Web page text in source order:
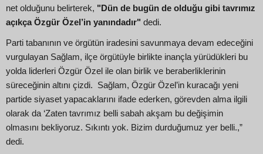
net olduğunu belirterek, "Dün de bugün de olduğu gibi tavrımız
açıkça Özgür Özel’in yanındadır" dedi.
Parti tabanının ve örgütün iradesini savunmaya devam edeceğini
vurgulayan Sağlam, ilçe örgütüyle birlikte inançla yürüdükleri bu
yolda liderleri Özgür Özel ile olan birlik ve beraberliklerinin
süreceğinin altını çizdi. Sağlam, Özgür Özel’in kuracağı yeni
partide siyaset yapacaklarını ifade ederken, görevden alma ilgili
olarak da ‘Zaten tavrımız belli sabah akşam bu değişimin
olmasını bekliyoruz. Sıkıntı yok. Bizim durduğumuz yer belli.,”
dedi.